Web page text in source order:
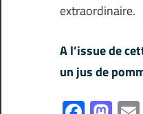
extraordinaire.
A l’issue de
un jus de